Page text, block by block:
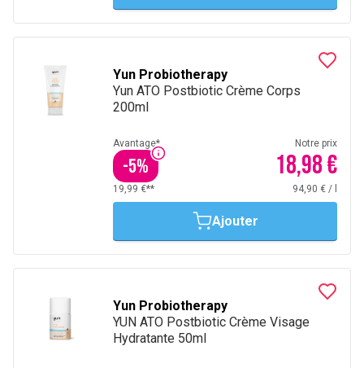
Yun Probiotherapy
Yun ATO Postbiotic Crème Corps
200ml
Avantage*
-5%
Notre prix
18,98 €
19,99 €** 94,90 € /
Ajouter
Yun Probiotherapy
YUN ATO Postbiotic Crème Visage
Hydratante 50ml